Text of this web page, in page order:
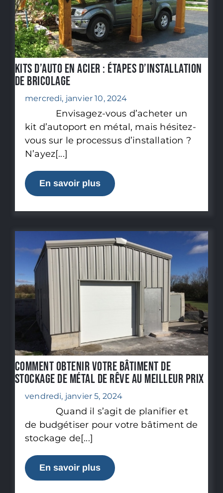
Kits d’auto en acier : étapes d’installation
de bricolage
mercredi, janvier 10, 2024
Envisagez-vous d’acheter un
kit d’autoport en métal, mais hésitez-
vous sur le processus d’installation ?
N’ayez[...]
En savoir plus
Comment obtenir votre bâtiment de
stockage de métal de rêve au meilleur prix
vendredi, janvier 5, 2024
Quand il s’agit de planifier et
de budgétiser pour votre bâtiment de
stockage de[...]
En savoir plus